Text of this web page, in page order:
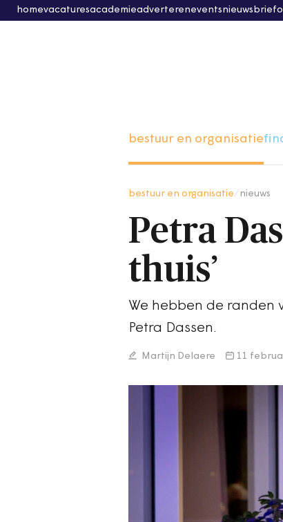
homevacaturesacademieadvertereneventsnieuwsbrief
bestuur en organisatie
bestuur en organisatie nieuws
Petra
thuis’
We hebben de randen
Petra Dassen.
Martijn Delaere 11